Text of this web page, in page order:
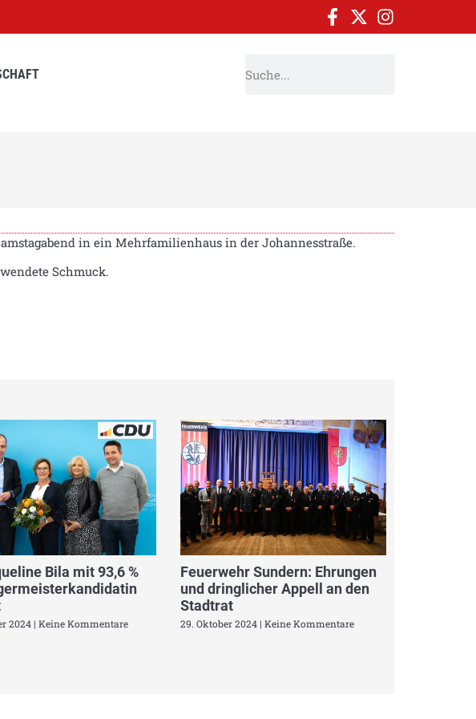
in ein Mehrfamilienhaus in der Johannesstraße.
Schmuck.
Bila mit 93,6 %
2024 Keine Kommentare
Feuerwehr Sundern: Ehrungen
und dringlicher Appell an den
Stadtrat
29. Oktober 2024 Keine Kommentare